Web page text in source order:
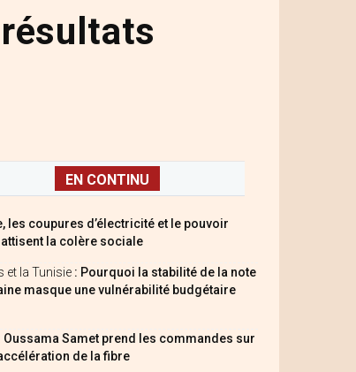
EN CONTINU
les coupures d’électricité et le pouvoir
attisent la colère sociale
et la Tunisie : Pourquoi la stabilité de la note
masque une vulnérabilité budgétaire
Oussama Samet prend les commandes sur
de la fibre